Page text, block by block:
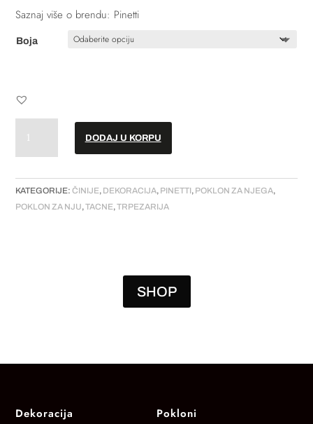
Saznaj više o brendu: Pinetti
Boja
“Square
//
20x20cm
DODAJ U KORPU
KATEGORIJE:ČINIJE, DEKORACIJA, PINETTI, POKLON ZA NJEGA,
POKLON ZA NJU,TACNE,TRPEZARIJA
SHOP
Dekoracija Pokloni